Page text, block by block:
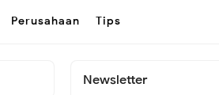
Perusahaan Tips
Newsletter